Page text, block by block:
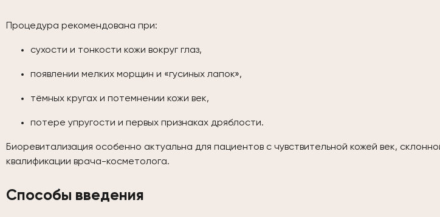
Процедура рекомендована при:
сухости и тонкости кожи вокруг глаз,
появлении мелких морщин и «гусиных лапок»,
тёмных кругах и потемнении кожи век,
потере упругости и первых признаках дряблости.
Биоревитализация особенно актуальна для пациентов с чувствительной кожей век,
квалификации врача-косметолога.
Способы введения